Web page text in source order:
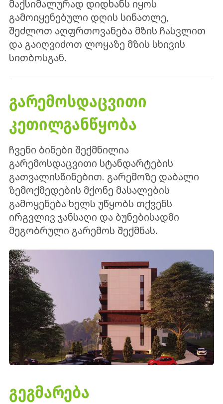
მაქსიმალურად დიდხანს იყოს
გამოიყენებული დღის სინათლე,
შეძლოთ აღფრთოვანება მზის ჩასვლით
და გაიღვიძოთ ლოყაზე მზის სხივის
სითბოსგან.
ᲒᲐᲠᲔᲛᲝᲡᲓᲐᲪᲕᲘᲗᲘ
ᲙᲔᲗᲘᲚᲒᲐᲜᲬᲧᲝᲑᲐ
ჩვენი ბინები შექმნილია
გარემოსდაცვითი სტანდარტების
გათვალისწინებით. გარემოზე დაბალი
ზემოქმედების მქონე მასალების
გამოყენება ხელს უწყობს თქვენს
ირგვლივ ჯანსაღი და ბუნებისადმი
მეგობრული გარემოს შექმნას.
ᲒᲔᲒᲛᲐᲠᲔᲑᲐ